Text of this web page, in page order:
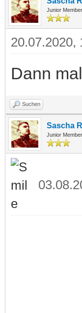
Junior Member
20.07.2020,
Dann
Suchen
Sascha
Junior Member